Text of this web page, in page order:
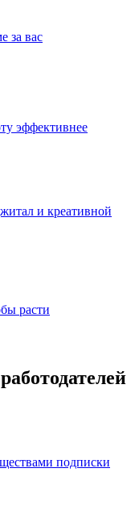
за вас
эффективнее
и креативной
расти
подписки